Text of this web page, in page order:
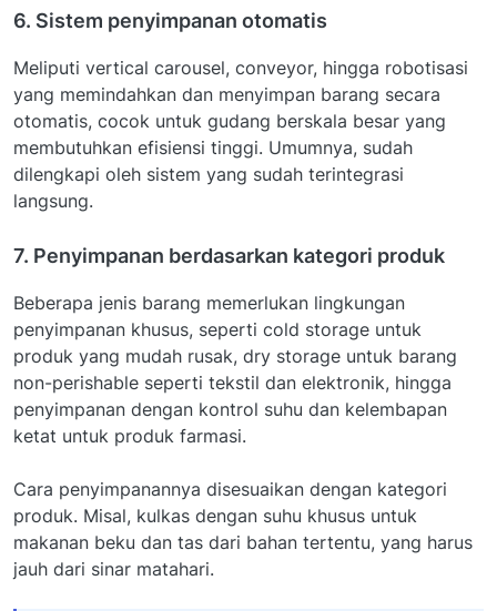
6. Sistem penyimpanan otomatis
Meliputi vertical carousel, conveyor, hingga robotisasi
yang memindahkan dan menyimpan barang secara
otomatis, cocok untuk gudang berskala besar yang
membutuhkan efisiensi tinggi. Umumnya, sudah
dilengkapi oleh sistem yang sudah terintegrasi
langsung.
7. Penyimpanan berdasarkan kategori produk
Beberapa jenis barang memerlukan lingkungan
penyimpanan khusus, seperti cold storage untuk
produk yang mudah rusak, dry storage untuk barang
non-perishable seperti tekstil dan elektronik, hingga
penyimpanan dengan kontrol suhu dan kelembapan
ketat untuk produk farmasi.
Cara penyimpanannya disesuaikan dengan kategori
produk. Misal, kulkas dengan suhu khusus untuk
makanan beku dan tas dari bahan tertentu, yang harus
jauh dari sinar matahari.